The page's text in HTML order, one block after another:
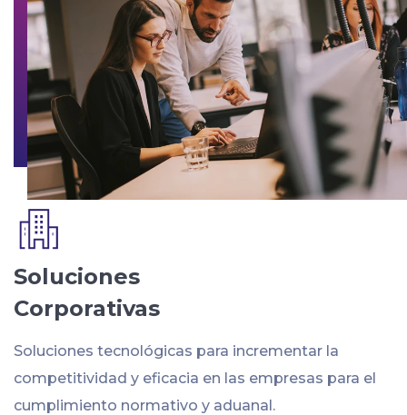
Soluciones
Corporativas
Soluciones tecnológicas para incrementar la
competitividad y eficacia en las empresas para el
cumplimiento normativo y aduanal.